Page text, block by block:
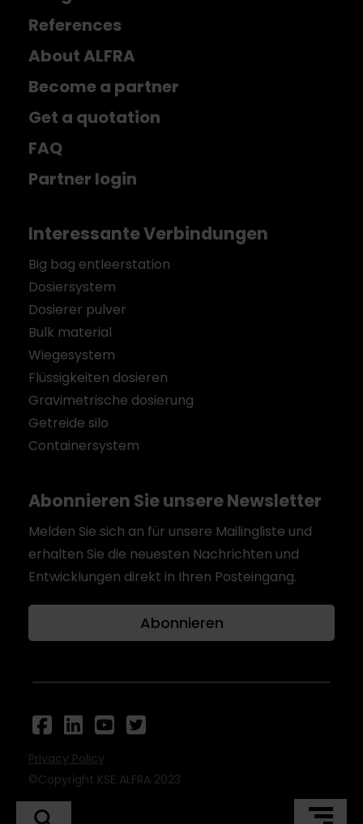
References
About ALFRA
Become a partner
Get a quotation
FAQ
Partner login
Interessante Verbindungen
Big bag entleerstation
Dosiersystem
Dosierer pulver
Bulk material
Wiegesystem
Flüssigkeiten dosieren
Gravimetrische dosierung
Getreide silo
Containersystem
Abonnieren Sie unsere Newsletter
Melden Sie sich an für unsere Mailingliste und
erhalten Sie die neuesten Nachrichten und
Entwicklungen direkt in Ihren Posteingang.
Abonnieren
©Copyright KSE ALFRA 2023
Privacy Policy